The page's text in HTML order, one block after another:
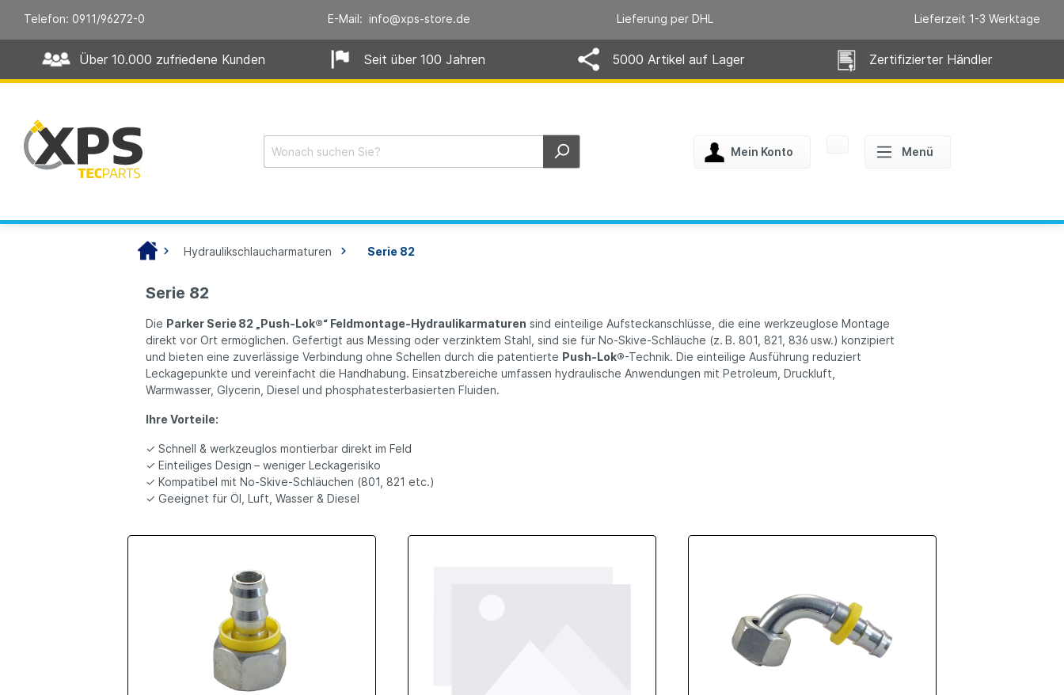
Telefon: 0911/96272-0 E-Mail: info@xps-store.de Lieferung per DHL Lieferzeit 1-3 Werktage
Über 10.000 zufriedene Kunden Seit über 100 Jahren 5000 Artikel auf Lager Zertifizierter Händler
Mein Konto Menü
Hydraulikschlaucharmaturen Serie 82
Serie 82
Die Parker Serie 82 „Push‑Lok®“ Feldmontage-Hydraulikarmaturen sind einteilige Aufsteckanschlüsse, die eine werkzeuglose Montage
direkt vor Ort ermöglichen. Gefertigt aus Messing oder verzinktem Stahl, sind sie für No‑Skive-Schläuche (z. B. 801, 821, 836 usw.) konzipiert
und bieten eine zuverlässige Verbindung ohne Schellen durch die patentierte Push‑Lok®-Technik. Die einteilige Ausführung reduziert
Leckagepunkte und vereinfacht die Handhabung. Einsatzbereiche umfassen hydraulische Anwendungen mit Petroleum, Druckluft,
Warmwasser, Glycerin, Diesel und phosphatesterbasierten Fluiden.
Ihre Vorteile:
✓ Schnell & werkzeuglos montierbar direkt im Feld
✓ Einteiliges Design – weniger Leckagerisiko
✓ Kompatibel mit No‑Skive‑Schläuchen (801, 821 etc.)
✓ Geeignet für Öl, Luft, Wasser & Diesel